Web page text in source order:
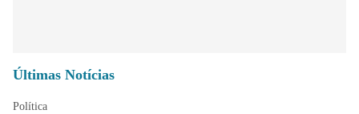
Últimas Notícias
Política